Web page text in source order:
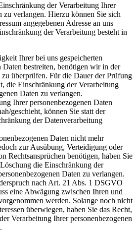
der Verarbeitung Ihrer
zu verlangen. Hierzu können Sie sich
angegebenen Adresse an uns
der Verarbeitung besteht in
Ihrer bei uns gespeicherten
Daten bestreiten, benötigen wir in der
überprüfen. Für die Dauer der Prüfung
die Einschränkung der Verarbeitung
Daten zu verlangen.
Ihrer personenbezogenen Daten
geschieht, können Sie statt der
der Datenverarbeitung
Daten nicht mehr
zur Ausübung, Verteidigung oder
Rechtsansprüchen benötigen, haben Sie
die Einschränkung der
Daten zu verlangen.
nach Art. 21 Abs. 1 DSGVO
eine Abwägung zwischen Ihren und
werden. Solange noch nicht
überwiegen, haben Sie das Recht,
Verarbeitung Ihrer personenbezogenen